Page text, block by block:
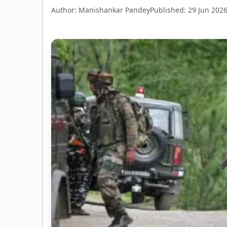
Author: Manishankar PandeyPublished: 29 Jun 2026